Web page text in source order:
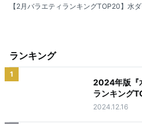
【2月バラエティランキングTOP20】水
ランキング
1
2024年版『
ランキング
2024.12.16